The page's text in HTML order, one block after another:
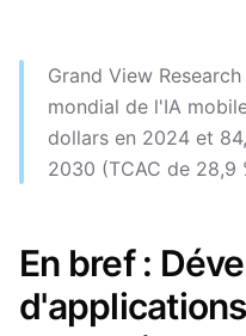
Grand View
mondial de l'IA
dollars en 2024 et
2030 (TCAC de 28,9
En bref :